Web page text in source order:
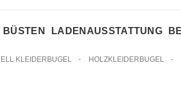
BÜSTEN LADENAUSSTATTUNG
KLEIDERBUGEL - HOLZKLEIDERBUGEL -